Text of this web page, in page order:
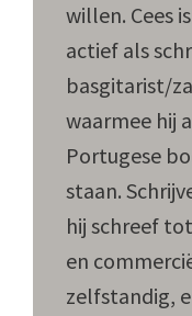
willen. Cees
actief als
basgitarist/
waarmee hij
Portugese
staan.
hij schreef
en
zelfstandig,